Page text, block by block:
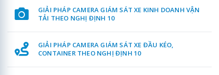
GIẢI PHÁP CAMERA GIÁM SÁT XE KINH DOANH VẬN
TẢI THEO NGHỊ ĐỊNH 10
GIẢI PHÁP CAMERA GIÁM SÁT XE ĐẦU KÉO,
CONTAINER THEO NGHỊ ĐỊNH 10